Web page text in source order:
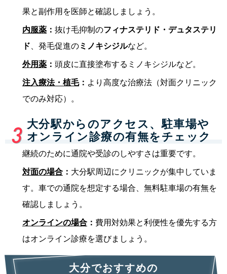
果と副作用を医師と確認しましょう。
内服薬 ： 抜け毛抑制のフィナステリド・デュタステリ
ド 、発毛促進のミノキシジルなど。
外用薬 ： 頭皮に直接塗布するミノキシジルなど。
注入療法・植毛： より高度な治療法（対面クリニック
でのみ対応）。
大分駅からのアクセス、駐車場や
オンライン診療の有無をチェック
継続のために通院や受診のしやすさは重要です。
対面の場合 ： 大分駅周辺にクリニックが集中していま
す。車での通院を想定する場合、無料駐車場の有無を
確認しましょう。
オンラインの場合 ： 費用対効果と利便性を優先する方
はオンライン診療を選びましょう。
大分でおすすめの